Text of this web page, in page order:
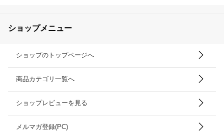
ショップメニュー
ショップのトップページへ
商品カテゴリ一覧へ
ショップレビューを見る
メルマガ登録(PC)